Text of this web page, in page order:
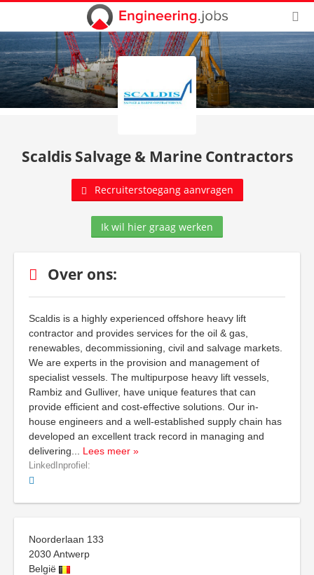
Scaldis Salvage & Marine Contractors
Recruiterstoegang aanvragen
Ik wil hier graag werken
Over ons:
Scaldis is a highly experienced offshore heavy lift
contractor and provides services for the oil & gas,
renewables, decommissioning, civil and salvage markets.
We are experts in the provision and management of
specialist vessels. The multipurpose heavy lift vessels,
Rambiz and Gulliver, have unique features that can
provide efficient and cost-effective solutions. Our in-
house engineers and a well-established supply chain has
developed an excellent track record in managing and
delivering
Lees meer »
LinkedInprofiel:
Noorderlaan 133
2030Antwerp
België